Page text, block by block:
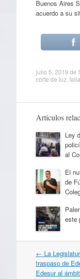
Buenos Aires
acuerdo a su
julio 5, 2019 de
corte de luz, falla
Artículos
Ley
al
El
de
este
Navegación
por
artículos
← La
traspaso de
Edesur al